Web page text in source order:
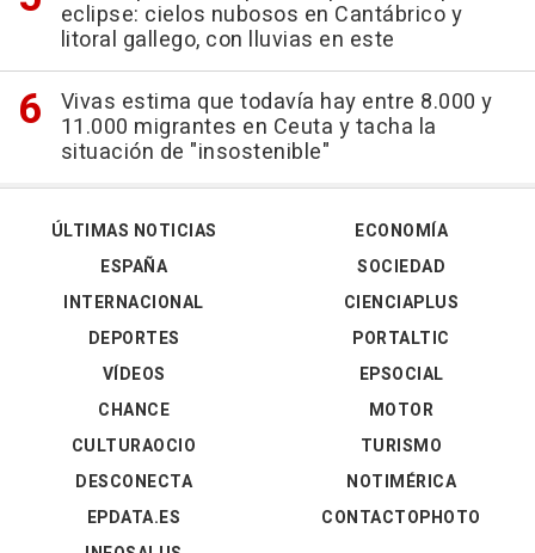
eclipse: cielos nubosos en Cantábrico y
litoral gallego, con lluvias en este
Vivas estima que todavía hay entre 8.000 y
11.000 migrantes en Ceuta y tacha la
situación de "insostenible"
ÚLTIMAS NOTICIAS
ESPAÑA
INTERNACIONAL
DEPORTES
VÍDEOS
ECONOMÍA
SOCIEDAD
CIENCIAPLUS
PORTALTIC
EPSOCIAL
CHANCE
CULTURAOCIO
DESCONECTA
EPDATA.ES
MOTOR
TURISMO
NOTIMÉRICA
CONTACTOPHOTO